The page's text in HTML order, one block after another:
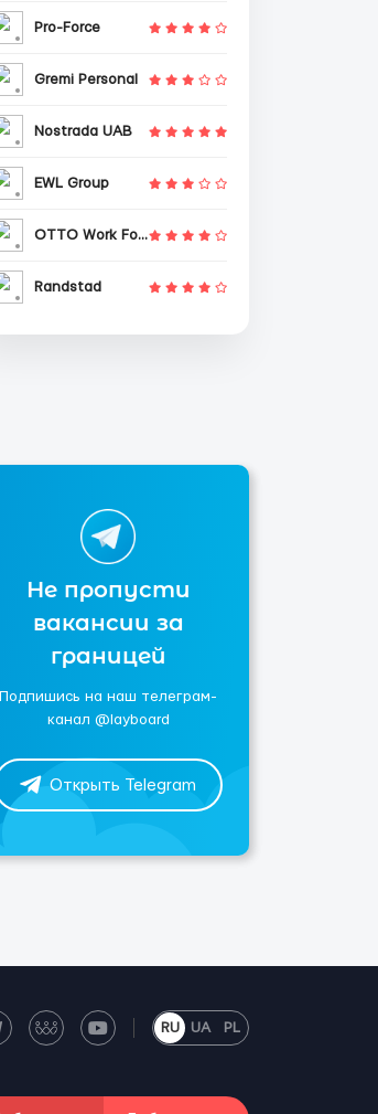
Pro-Force
Gremi Personal
Nostrada UAB
EWL Group
OTTO Work Force
Randstad
Не пропусти
вакансии за
границей
Подпишись на наш телеграм-
канал @layboard
Открыть Telegram
RU UA PL